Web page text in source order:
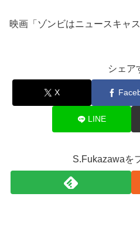
映画「ゾンビはニュースキャ
シェア
X
LINE
S.Fukazawaを